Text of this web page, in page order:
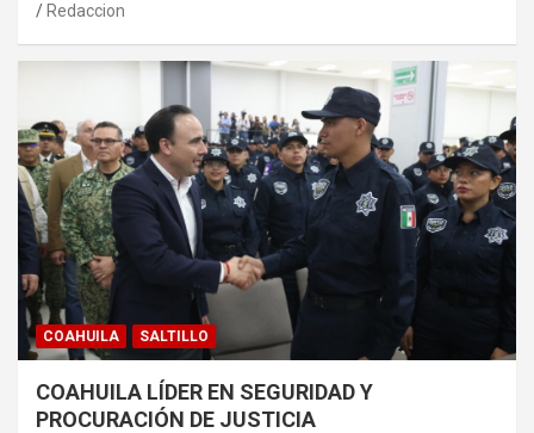
Redaccion
COAHUILA SALTILLO
COAHUILA LÍDER EN SEGURIDAD Y
PROCURACIÓN DE JUSTICIA